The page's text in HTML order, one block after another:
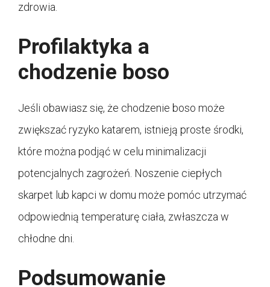
zdrowia.
Profilaktyka a
chodzenie boso
Jeśli obawiasz się, że chodzenie boso może
zwiększać ryzyko katarem, istnieją proste środki,
które można podjąć w celu minimalizacji
potencjalnych zagrożeń. Noszenie ciepłych
skarpet lub kapci w domu może pomóc utrzymać
odpowiednią temperaturę ciała, zwłaszcza w
chłodne dni.
Podsumowanie